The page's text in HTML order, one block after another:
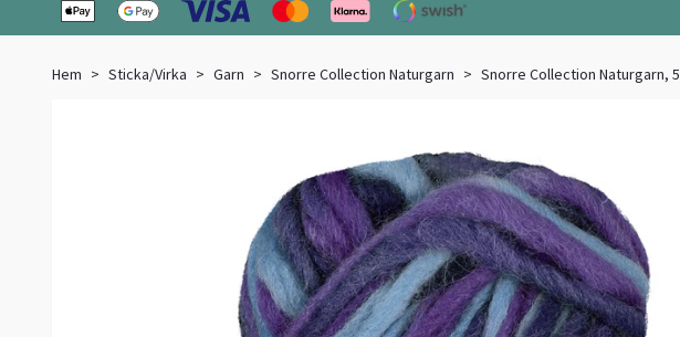
Hem Sticka/Virka Garn Snorre Collection Naturgarn Snorre Collection Naturgarn,